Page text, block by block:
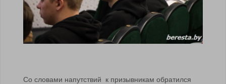
Со словами напутствий к призывникам обратился